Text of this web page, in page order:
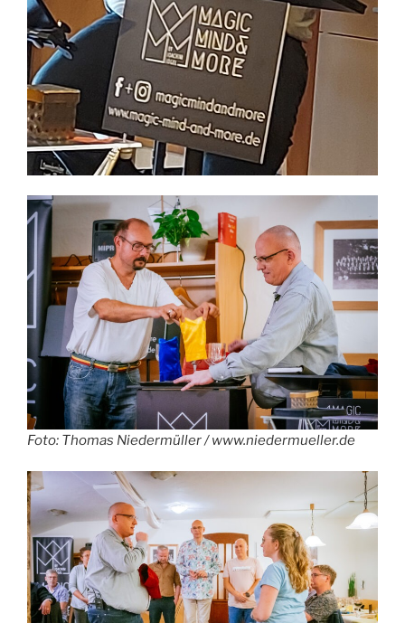
Foto: Thomas Niedermüller / www.niedermueller.de